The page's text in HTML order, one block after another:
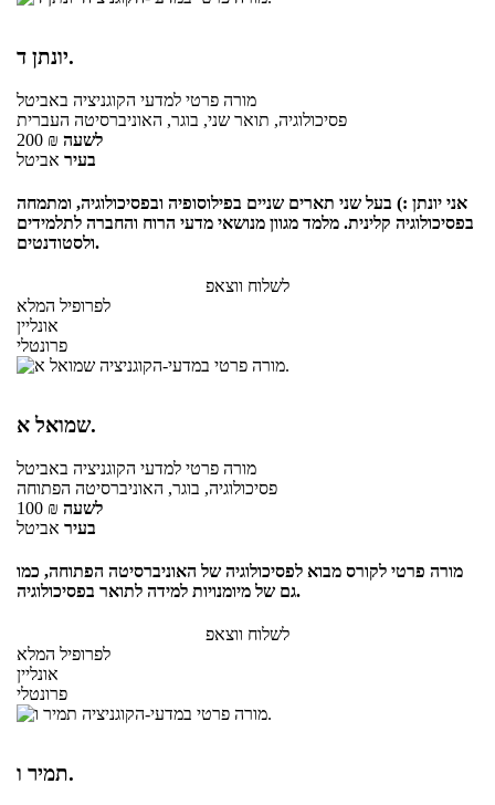
יונתן ד.
מורה פרטי למדעי הקוגניציה באביטל
פסיכולוגיה, תואר שני, בוגר, האוניברסיטה העברית
200 ₪ לשעה
בעיר אביטל
אני יונתן :) בעל שני תארים שניים בפילוסופיה ובפסיכולוגיה, ומתמחה
בפסיכולוגיה קלינית. מלמד מגוון מנושאי מדעי הרוח והחברה לתלמידים
ולסטודנטים.
לשלוח ווצאפ
לפרופיל המלא
אונליין
פרונטלי
שמואל א.
מורה פרטי למדעי הקוגניציה באביטל
פסיכולוגיה, בוגר, האוניברסיטה הפתוחה
100 ₪ לשעה
בעיר אביטל
מורה פרטי לקורס מבוא לפסיכולוגיה של האוניברסיטה הפתוחה, כמו
גם של מיומנויות למידה לתואר בפסיכולוגיה.
לשלוח ווצאפ
לפרופיל המלא
אונליין
פרונטלי
תמיר ו.